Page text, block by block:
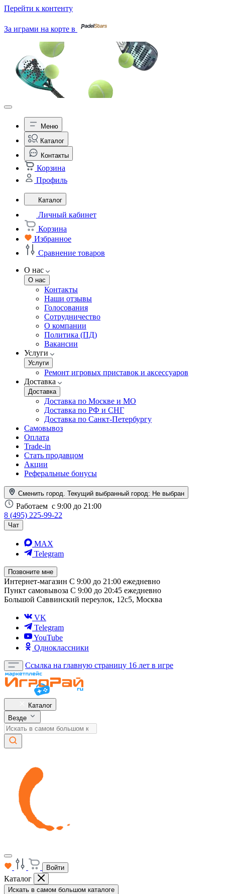
Перейти к контенту
За играми на корте в
Меню
Каталог
Контакты
Корзина
Профиль
Каталог
Личный кабинет
Корзина
Избранное
Сравнение товаров
О нас
О нас
Контакты
Наши отзывы
Голосования
Сотрудничество
О компании
Политика (ПД)
Вакансии
Услуги
Услуги
Ремонт игровых приставок и аксессуаров
Доставка
Доставка
Доставка по Москве и МО
Доставка по РФ и СНГ
Доставка по Санкт-Петербургу
Самовывоз
Оплата
Trade-in
Стать продавцом
Акции
Реферальные бонусы
Сменить город. Текущий выбранный город: Не выбран
Работаем с 9:00 до 21:00
8 (495) 225-99-22
Чат
MAX
Telegram
Позвоните мне
Интернет-магазин С 9:00 до 21:00 ежедневно
Пункт самовывоза С 9:00 до 20:45 ежедневно
Большой Саввинский переулок, 12с5, Москва
VK
Telegram
YouTube
Одноклассники
Ссылка на главную страницу 16 лет в игре
Каталог
Везде
Войти
Каталог
Искать в самом большом каталоге